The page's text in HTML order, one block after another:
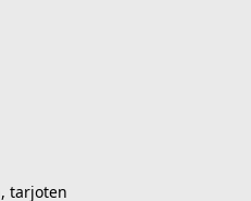
tarjoten